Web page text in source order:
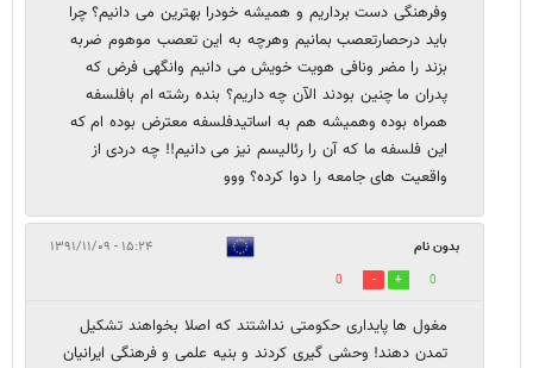
وفرهنگی دست برداریم و همیشه خودرا بهترین می دانیم؟ چرا
باید درحصارتعصب بمانیم وهرچه به این تعصب موهوم ضربه
بزند را مضر ونافی هویت خویش می دانیم وانگهی فرض که
پدران ما چنین بودند الآن چه داریم؟ بنده رشته ام بافلسفه
همراه بوده وهمیشه هم به اساتیدفلسفه معترض بوده ام که
این فلسفه ما که آن را رئالیسم نیز می دانیم!! چه دردی از
واقعیت های جامعه را دوا کرده؟ ووو
بدون نام ۱۵:۲۴ - ۱۳۹۱/۱۱/۰۹
0
0
مغول ها پایداری حکومتی نداشتند که اصلا بخواهند تشکیل
تمدن دهند! وحشی گیری کردند و بنیه علمی و فرهنگی ایرانیان